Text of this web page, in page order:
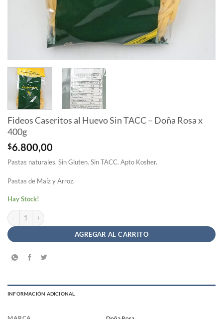
Fideos Caseritos al Huevo Sin TACC – Doña Rosa x
400g
$6.800,00
Pastas naturales. Sin Gluten. Sin TACC. Apto Kosher.
Pastas de Maíz y Arroz.
Hay Stock!
Fideos Caseritos al Huevo Sin TACC - Doña Rosa x 400g cantidad
AGREGAR AL CARRITO
INFORMACIÓN ADICIONAL